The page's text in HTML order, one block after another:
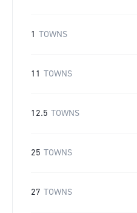
1 TOWNS
11 TOWNS
12.5 TOWNS
25 TOWNS
27 TOWNS